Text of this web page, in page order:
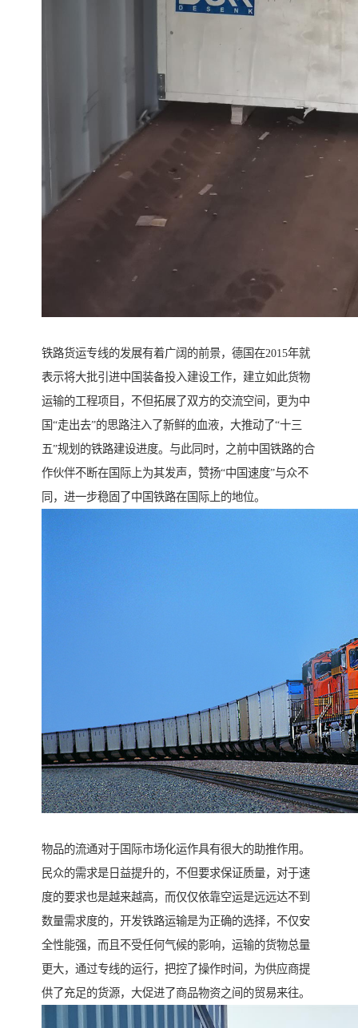
铁路货运专线的发展有着广阔的前景，德国在2015年就
表示将大批引进中国装备投入建设工作，建立如此货物
运输的工程项目，不但拓展了双方的交流空间，更为中
国“走出去”的思路注入了新鲜的血液，大推动了“十三
五”规划的铁路建设进度。与此同时，之前中国铁路的合
作伙伴不断在国际上为其发声，赞扬“中国速度”与众不
同，进一步稳固了中国铁路在国际上的地位。
物品的流通对于国际市场化运作具有很大的助推作用。
民众的需求是日益提升的，不但要求保证质量，对于速
度的要求也是越来越高，而仅仅依靠空运是远远达不到
数量需求度的，开发铁路运输是为正确的选择，不仅安
全性能强，而且不受任何气候的影响，运输的货物总量
更大，通过专线的运行，把控了操作时间，为供应商提
供了充足的货源，大促进了商品物资之间的贸易来往。